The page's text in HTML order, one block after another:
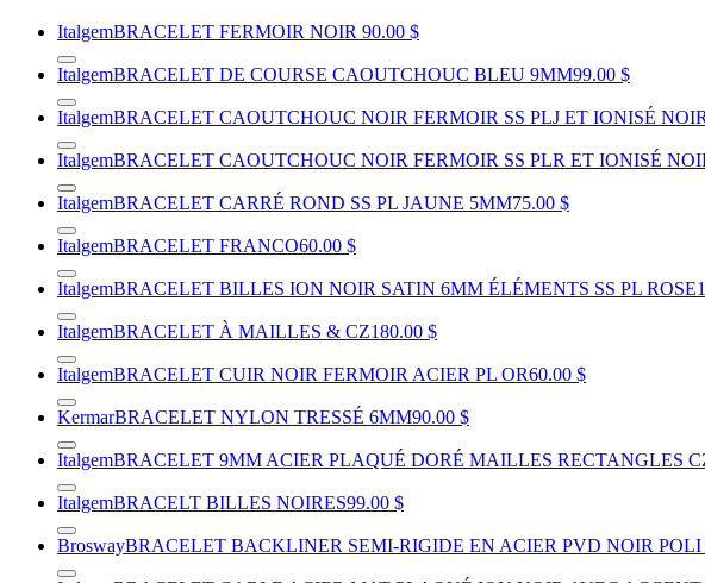
ItalgemBRACELET FERMOIR NOIR 90.00 $
ItalgemBRACELET DE COURSE CAOUTCHOUC BLEU 9MM99.00 $
ItalgemBRACELET CAOUTCHOUC NOIR FERMOIR SS PLJ ET IONISÉ NOIR
ItalgemBRACELET CAOUTCHOUC NOIR FERMOIR SS PLR ET IONISÉ
ItalgemBRACELET CARRÉ ROND SS PL JAUNE 5MM75.00 $
ItalgemBRACELET FRANCO60.00 $
ItalgemBRACELET BILLES ION NOIR SATIN 6MM ÉLÉMENTS SS PL ROSE
ItalgemBRACELET À MAILLES & CZ180.00 $
ItalgemBRACELET CUIR NOIR FERMOIR ACIER PL OR60.00 $
KermarBRACELET NYLON TRESSÉ 6MM90.00 $
ItalgemBRACELET 9MM ACIER PLAQUÉ DORÉ MAILLES RECTANGLES
ItalgemBRACELT BILLES NOIRES99.00 $
BroswayBRACELET BACKLINER SEMI-RIGIDE EN ACIER PVD NOIR POLI